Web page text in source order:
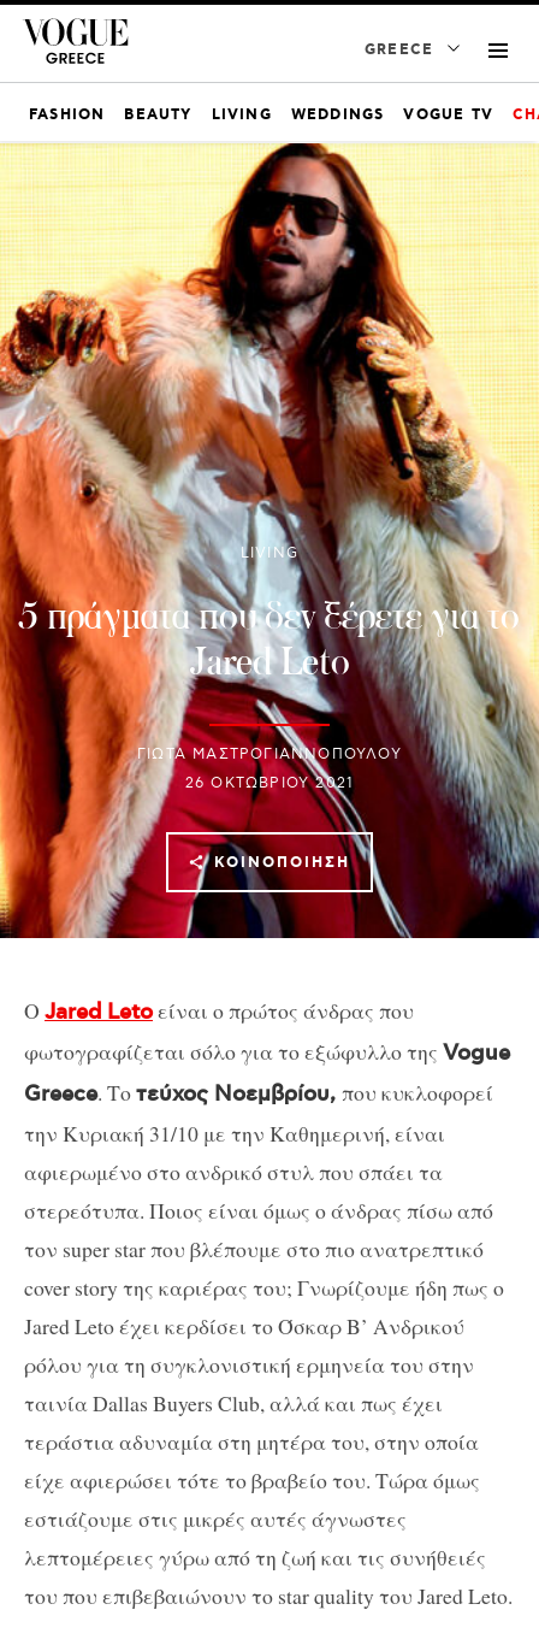
GREECE
FASHION BEAUTY LIVING WEDDINGS VOGUE TV
LIVING
5 πράγματα που δεν ξέρετε για το
Jared Leto
ΓΙΩΤΑ ΜΑΣΤΡΟΓΙΑΝΝΟΠΟΥΛΟΥ
26 ΟΚΤΩΒΡΊΟΥ 2021
ΚΟΙΝΟΠΟΊΗΣΗ
Ο Jared Letoείναι ο πρώτος άνδρας που
φωτογραφίζεται σόλο για το εξώφυλλο της Vogue
Greece. Τοτεύχος Νοεμβρίου, που κυκλοφορεί
την Κυριακή 31/10 με την Καθημερινή, είναι
αφιερωμένο στο ανδρικό στυλ που σπάει τα
στερεότυπα. Ποιος είναι όμως ο άνδρας πίσω από
τον super star που βλέπουμε στο πιο ανατρεπτικό
cover story της καριέρας του; Γνωρίζουμε ήδη πως ο
Jared Leto έχει κερδίσει το Όσκαρ Β’ Ανδρικού
ρόλου για τη συγκλονιστική ερμηνεία του στην
ταινία Dallas Buyers Club, αλλά και πως έχει
τεράστια αδυναμία στη μητέρα του, στην οποία
είχε αφιερώσει τότε το βραβείο του. Τώρα όμως
εστιάζουμε στις μικρές αυτές άγνωστες
λεπτομέρειες γύρω από τη ζωή και τις συνήθειές
του που επιβεβαιώνουν το star quality του Jared Leto.